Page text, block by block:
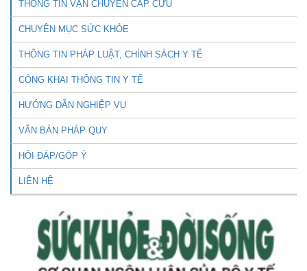
THÔNG TIN VẬN CHUYỂN CẤP CỨU
CHUYÊN MỤC SỨC KHỎE
THÔNG TIN PHÁP LUẬT, CHÍNH SÁCH Y TẾ
CÔNG KHAI THÔNG TIN Y TẾ
HƯỚNG DẪN NGHIỆP VỤ
VĂN BẢN PHÁP QUY
HỎI ĐÁP/GÓP Ý
LIÊN HỆ